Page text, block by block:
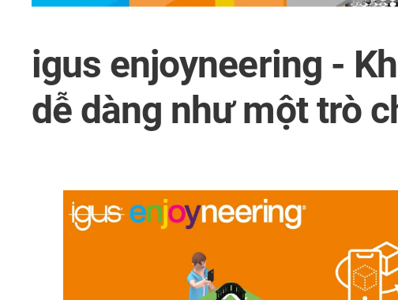
igus enjoyneering -
dễ dàng như một trò